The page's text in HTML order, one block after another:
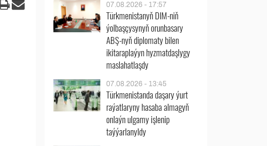
07.08.2026 - 17:57
Türkmenistanyň DIM-niň
ýolbaşçysynyň orunbasary
ABŞ-nyň diplomaty bilen
ikitaraplaýyn hyzmatdaşlygy
maslahatlaşdy
07.08.2026 - 13:45
Türkmenistanda daşary ýurt
raýatlaryny hasaba almagyň
onlaýn ulgamy işlenip
taýýarlanyldy